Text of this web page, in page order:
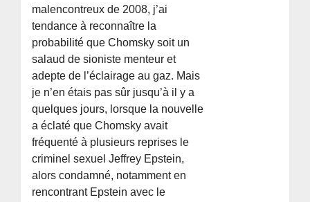
malencontreux de 2008, j’ai
tendance à reconnaître la
probabilité que Chomsky soit un
salaud de sioniste menteur et
adepte de l’éclairage au gaz. Mais
je n’en étais pas sûr jusqu’à il y a
quelques jours, lorsque la nouvelle
a éclaté que Chomsky avait
fréquenté à plusieurs reprises le
criminel sexuel Jeffrey Epstein,
alors condamné, notamment en
rencontrant Epstein avec le